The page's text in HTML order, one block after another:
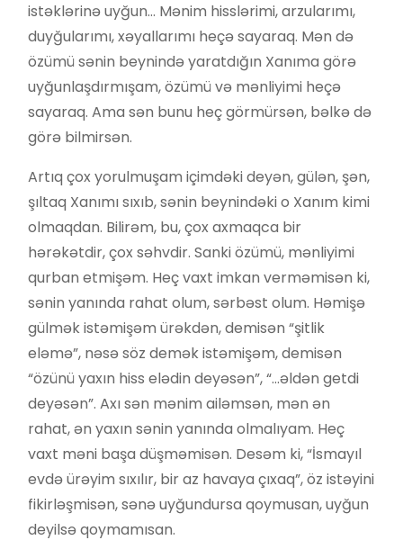
istəklərinə uyğun… Mənim hisslərimi, arzularımı,
duyğularımı, xəyallarımı heçə sayaraq. Mən də
özümü sənin beynində yaratdığın Xanıma görə
uyğunlaşdırmışam, özümü və mənliyimi heçə
sayaraq. Ama sən bunu heç görmürsən, bəlkə də
görə bilmirsən.
Artıq çox yorulmuşam içimdəki deyən, gülən, şən,
şıltaq Xanımı sıxıb, sənin beynindəki o Xanım kimi
olmaqdan. Bilirəm, bu, çox axmaqca bir
hərəkətdir, çox səhvdir. Sanki özümü, mənliyimi
qurban etmişəm. Heç vaxt imkan verməmisən ki,
sənin yanında rahat olum, sərbəst olum. Həmişə
gülmək istəmişəm ürəkdən, demisən “şitlik
eləmə”, nəsə söz demək istəmişəm, demisən
“özünü yaxın hiss elədin deyəsən”, “…əldən getdi
deyəsən”. Axı sən mənim ailəmsən, mən ən
rahat, ən yaxın sənin yanında olmalıyam. Heç
vaxt məni başa düşməmisən. Desəm ki, “İsmayıl
evdə ürəyim sıxılır, bir az havaya çıxaq”, öz istəyini
fikirləşmisən, sənə uyğundursa qoymusan, uyğun
deyilsə qoymamısan.